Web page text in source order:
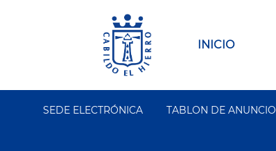
Main
INICIO
Segundo
SEDE ELECTRÓNICA TABLON DE